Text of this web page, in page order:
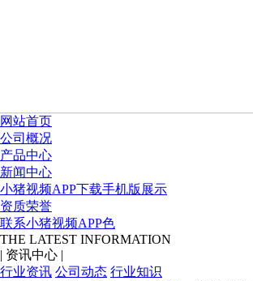
网站首页
公司概况
产品中心
新闻中心
小猪视频APP下载手机版展示
资质荣誉
联系小猪视频APP色
THE LATEST INFORMATION
| 资讯中心 |
行业资讯 公司动态 行业知识